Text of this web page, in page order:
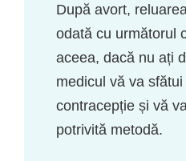
După avort,
odată cu următorul
aceea, dacă nu ați
medicul vă va
contracepție și vă
potrivită metodă.